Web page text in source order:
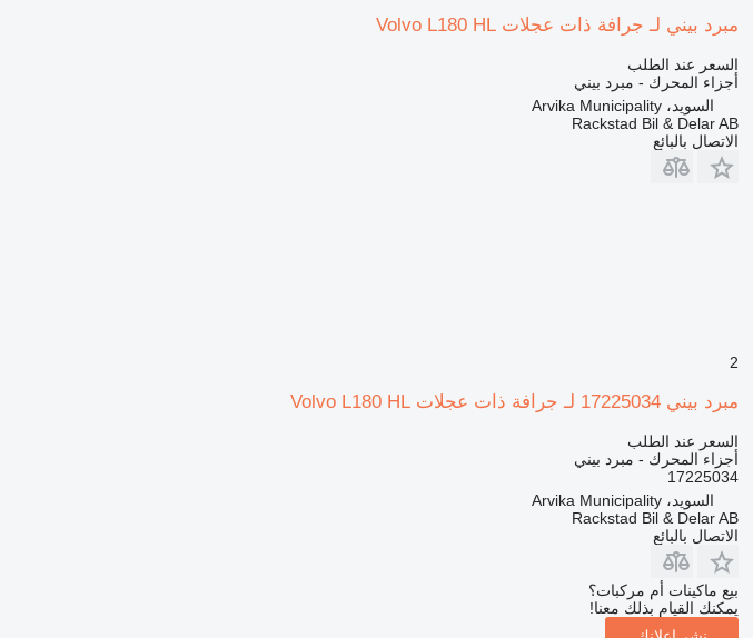
مبرد بيني لـ جرافة ذات عجلات Volvo L180 HL
السعر عند الطلب
أجزاء المحرك - مبرد بيني
السويد، Arvika Municipality
Rackstad Bil & Delar AB
الاتصال بالبائع
2
مبرد بيني 17225034 لـ جرافة ذات عجلات Volvo L180 HL
السعر عند الطلب
أجزاء المحرك - مبرد بيني
17225034
السويد، Arvika Municipality
Rackstad Bil & Delar AB
الاتصال بالبائع
بيع ماكينات أم مركبات؟
يمكنك القيام بذلك معنا!